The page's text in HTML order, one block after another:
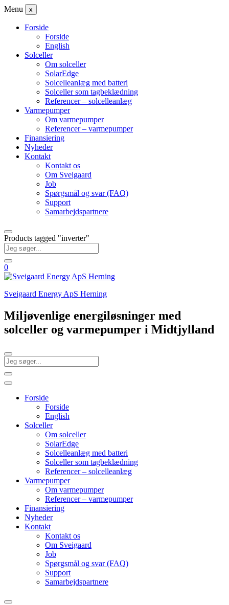
Menu x
Forside
Forside
English
Solceller
Om solceller
SolarEdge
Solcelleanlæg med batteri
Solceller som tagbeklædning
Referencer – solcelleanlæg
Varmepumper
Om varmepumper
Referencer – varmepumper
Finansiering
Nyheder
Kontakt
Kontakt os
Om Sveigaard
Job
Spørgsmål og svar (FAQ)
Support
Samarbejdspartnere
Products tagged "inverter"
0
Sveigaard Energy ApS Herning
Miljøvenlige energiløsninger med
solceller og varmepumper i Midtjylland
Forside
Forside
English
Solceller
Om solceller
SolarEdge
Solcelleanlæg med batteri
Solceller som tagbeklædning
Referencer – solcelleanlæg
Varmepumper
Om varmepumper
Referencer – varmepumper
Finansiering
Nyheder
Kontakt
Kontakt os
Om Sveigaard
Job
Spørgsmål og svar (FAQ)
Support
Samarbejdspartnere